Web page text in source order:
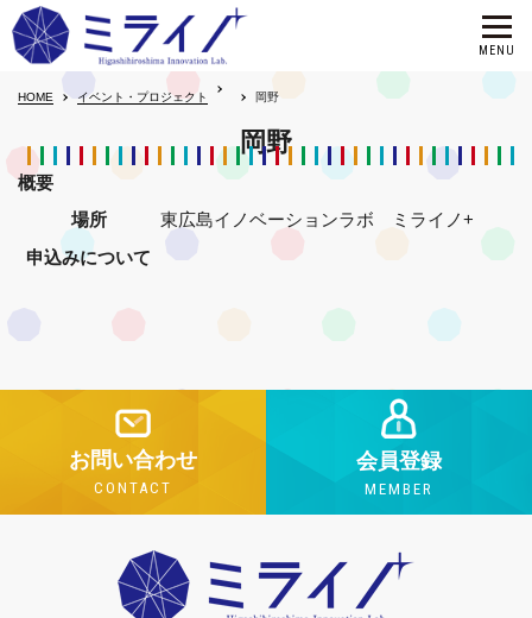
HOME イベント・プロジェクト 岡野
岡野
概要
場所
東広島イノベーションラボ ミライノ+
申込みについて
お問い合わせ
CONTACT
会員登録
MEMBER